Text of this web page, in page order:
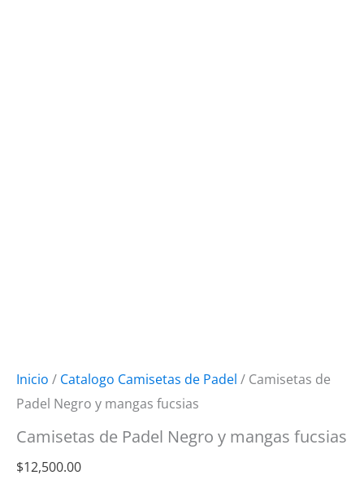
Inicio / Catalogo Camisetas de Padel / Camisetas de
Padel Negro y mangas fucsias
Camisetas de Padel Negro y mangas fucsias
$12,500.00